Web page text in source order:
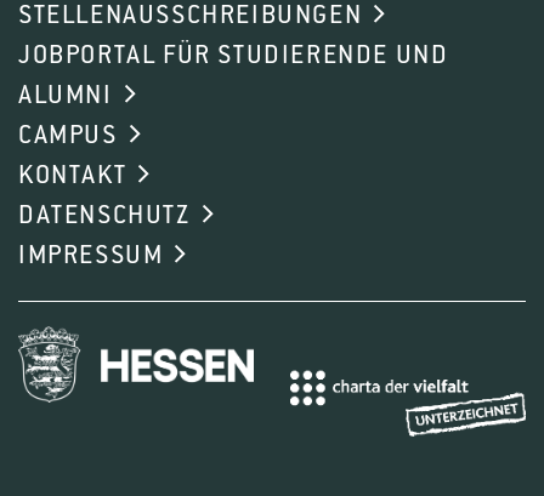
Planning. Wichmann Verlag im VDE Verlag GmbH
S. 1003 - 1011. DOI: 10.14627/537752095
978-3-87907-752-6
Thon A., Peters A.
Landschaftsarchitekturausbildung. Umrisse 24
(5/6) S. 40 - 43.
Peters A., Thon A.(2019): Best Practices and
First Steps of Implementing BIM in Landscape
Architecture and its Reflection of Necessary
STELLENAUSSCHREIBUNGEN
JOBPORTAL FÜR STUDIERENDE UND
ALUMNI
CAMPUS
KONTAKT
DATENSCHUTZ
IMPRESSUM